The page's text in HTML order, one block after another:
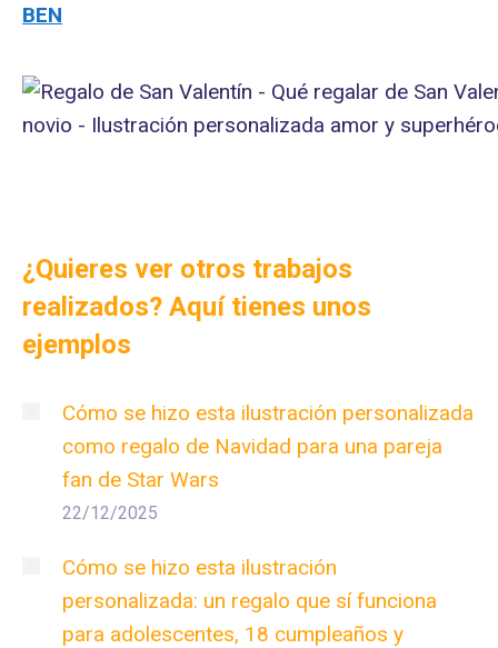
BEN
¿Quieres ver otros trabajos
realizados? Aquí tienes unos
ejemplos
Cómo se hizo esta ilustración personalizada
como regalo de Navidad para una pareja
fan de Star Wars
22/12/2025
Cómo se hizo esta ilustración
personalizada: un regalo que sí funciona
para adolescentes, 18 cumpleaños y